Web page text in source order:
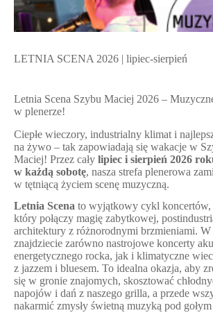
LETNIA SCENA 2026 | lipiec-sierpień
Letnia Scena Szybu Maciej 2026 –
w plenerze!
Ciepłe wieczory, industrialny klimat i
na żywo – tak zapowiadają się wakacje w
Maciej! Przez cały lipiec i sierpień 2026
w każdą sobotę, nasza strefa plenerowa
w tętniącą życiem scenę muzyczną.
Letnia Scena to wyjątkowy cykl koncertów,
który połączy magię zabytkowej,
architektury z różnorodnymi brzmieniami. W
znajdziecie zarówno nastrojowe koncerty
energetycznego rocka, jak i klimatyczne
z jazzem i bluesem. To idealna okazja, aby
się w gronie znajomych, skosztować
napojów i dań z naszego grilla, a przede
nakarmić zmysły świetną muzyką pod